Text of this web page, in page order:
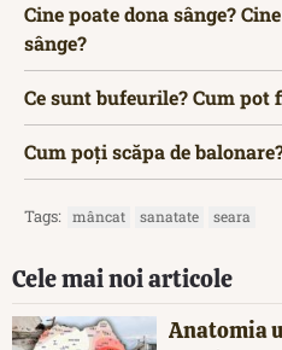
Cine poate dona sânge?
sânge?
Ce sunt bufeurile? Cum pot
Cum poți scăpa de
Tags: mâncat sanatate seara
Cele mai noi articole
Anatomia